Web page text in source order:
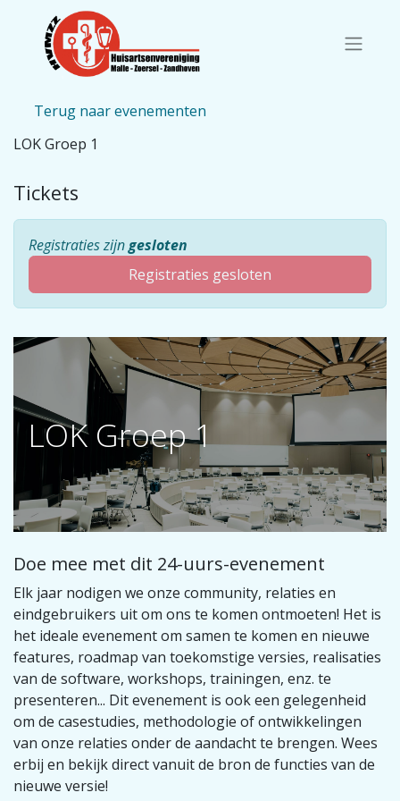
Terug naar evenementen
LOK Groep 1
Tickets
Registraties zijngesloten
Registraties gesloten
LOK Groep 1
Doe mee met dit 24-uurs-evenement
Elk jaar nodigen we onze community, relaties en
eindgebruikers uit om ons te komen ontmoeten! Het is
het ideale evenement om samen te komen en nieuwe
features, roadmap van toekomstige versies, realisaties
van de software, workshops, trainingen, enz. te
presenteren... Dit evenement is ook een gelegenheid
om de casestudies, methodologie of ontwikkelingen
van onze relaties onder de aandacht te brengen. Wees
erbij en bekijk direct vanuit de bron de functies van de
nieuwe versie!